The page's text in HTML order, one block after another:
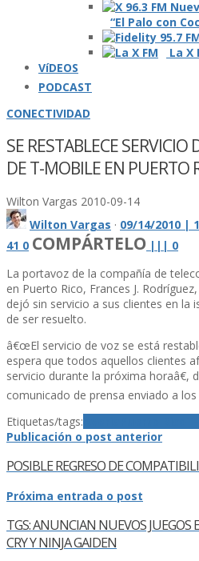
“El Palo con
La X
VíDEOS
PODCAST
CONECTIVIDAD
SE RESTABLECE SERVICIO
DE T-MOBILE EN PUERTO
Wilton Vargas 2010-09-14
Wilton Vargas · 09/14/2010 |
41 0 COMPÁRTELO | | | 0
La portavoz de la compañí­a de
en Puerto Rico, Frances J.
dejó sin servicio a sus clientes en la
de ser resuelto.
â€œEl servicio de voz se está
espera que todos aquellos clientes
servicio durante la próxima horaâ€,
comunicado de prensa enviado a
Etiquetas/tags:
Publicación o post anterior
POSIBLE REGRESO DE
Próxima entrada o post
TGS: ANUNCIAN NUEVOS JUEGOS
CRY Y NINJA GAIDEN